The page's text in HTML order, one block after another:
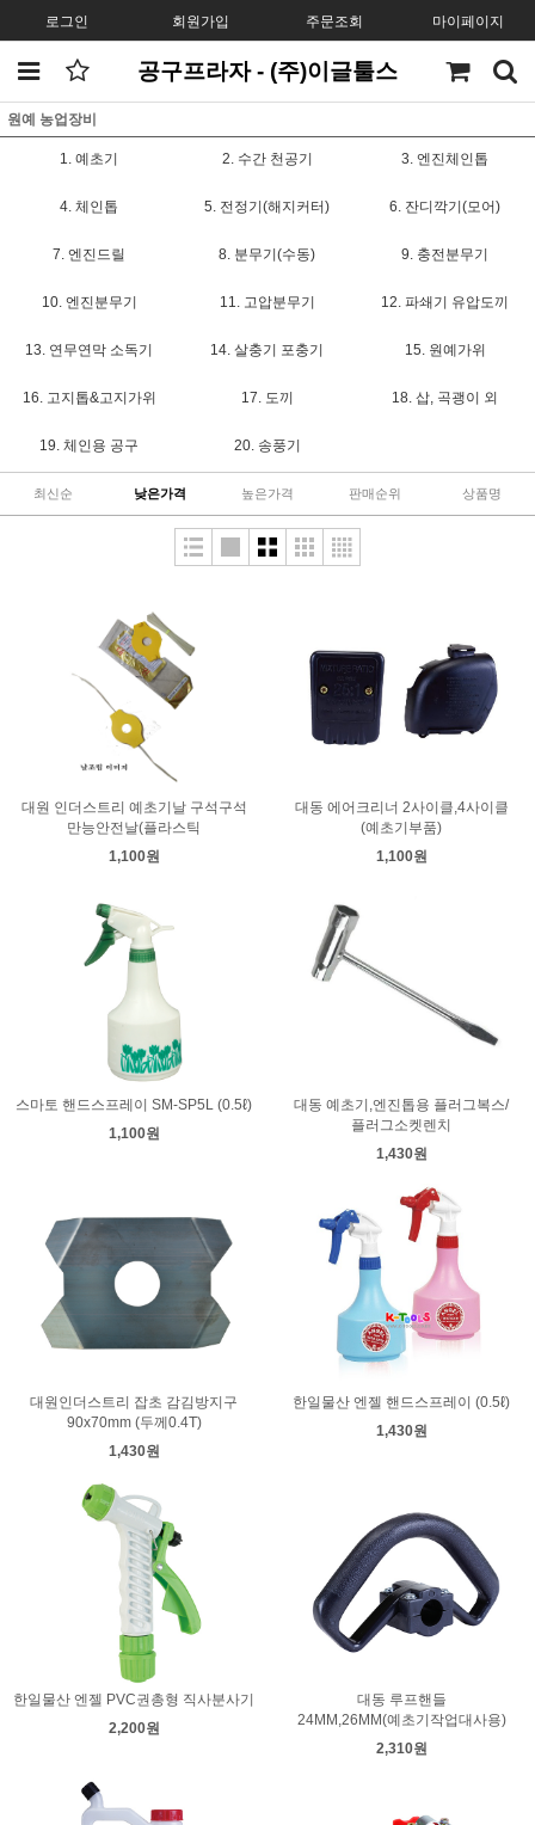
로그인 회원가입 주문조회 마이페이지
공구프라자 - (주)이글툴스
원예 농업장비
1. 예초기 2. 수간 천공기 3. 엔진체인톱
4. 체인톱 5. 전정기(해지커터) 6. 잔디깍기(모어)
7. 엔진드릴 8. 분무기(수동) 9. 충전분무기
10. 엔진분무기 11. 고압분무기 12. 파쇄기 유압도끼
13. 연무연막 소독기 14. 살충기 포충기 15. 원예가위
16. 고지톱&고지가위 17. 도끼 18. 삽, 곡괭이 외
19. 체인용 공구 20. 송풍기
최신순 낮은가격 높은가격 판매순위 상품명
대원 인더스트리 예초기날 구석구석
만능안전날(플라스틱
1,100원
대동 에어크리너 2사이클,4사이클
(예초기부품)
1,100원
스마토 핸드스프레이 SM-SP5L (0.5ℓ)
1,100원
대동 예초기,엔진톱용 플러그복스/
플러그소켓렌치
1,430원
대원인더스트리 잡초 감김방지구
90x70mm (두께0.4T)
1,430원
한일물산 엔젤 핸드스프레이 (0.5ℓ)
1,430원
한일물산 엔젤 PVC권총형 직사분사기
2,200원
대동 루프핸들
24MM,26MM(예초기작업대사용)
2,310원